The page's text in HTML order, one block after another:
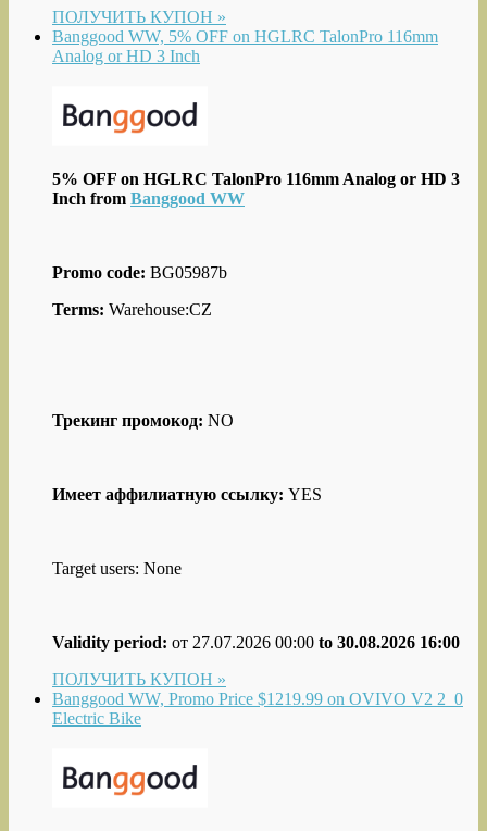
ПОЛУЧИТЬ КУПОН »
Banggood WW, 5% OFF on HGLRC TalonPro 116mm
Analog or HD 3 Inch
5% OFF on HGLRC TalonPro 116mm Analog or HD 3
Inch from Banggood WW
Promo code: BG05987b
Terms: Warehouse:CZ
Трекинг промокод: NO
Имеет аффилиатную ссылку: YES
Target users: None
Validity period: от 27.07.2026 00:00 to 30.08.2026 16:00
ПОЛУЧИТЬ КУПОН »
Banggood WW, Promo Price $1219.99 on OVIVO V2 2_0
Electric Bike